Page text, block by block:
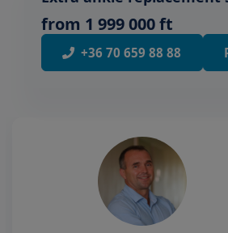
from 1 999 000 ft
+36 70 659 88 88